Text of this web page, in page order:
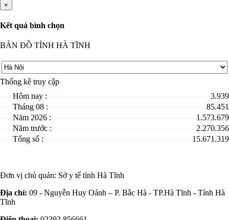
×
Kết quả bình chọn
BẢN ĐỒ TỈNH HÀ TĨNH
Thống kê truy cập
Hôm nay :
3.939
Tháng 08 :
85.451
Năm 2026 :
1.573.679
Năm trước :
2.270.356
Tổng số :
15.671.319
Đơn vị chủ quản: Sở y tế tỉnh Hà Tĩnh
Địa chỉ: 09 - Nguyễn Huy Oánh – P. Bắc Hà - TP.Hà Tĩnh - Tỉnh Hà
Tĩnh